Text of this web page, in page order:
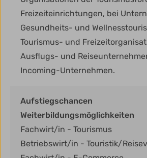
Freizeiteinrichtungen, bei
Gesundheits- und
Tourismus- und
Ausflugs- und
Incoming-Unternehmen.
Aufstiegschancen
Weiterbildungsmöglichkeiten
Fachwirt/in - Tourismus
Betriebswirt/in - Touristik/